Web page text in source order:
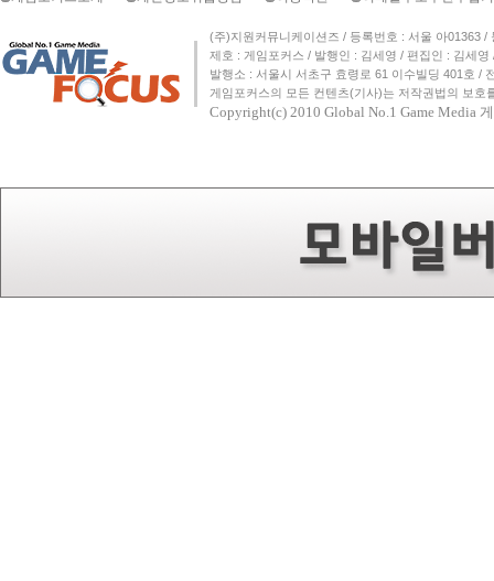
(주)지원커뮤니케이션즈 / 등록번호 : 서울 아01363
제호 : 게임포커스 / 발행인 : 김세영 / 편집인 : 김세
발행소 : 서울시 서초구 효령로 61 이수빌딩 401호 /
게임포커스의 모든 컨텐츠(기사)는 저작권법의 보
Copyright(c) 2010 Global No.1 Game Media